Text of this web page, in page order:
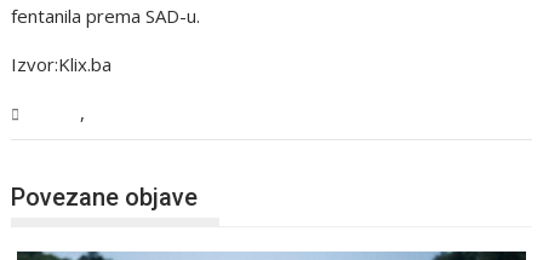
fentanila prema SAD-u.
Izvor:Klix.ba
,
Povezane objave